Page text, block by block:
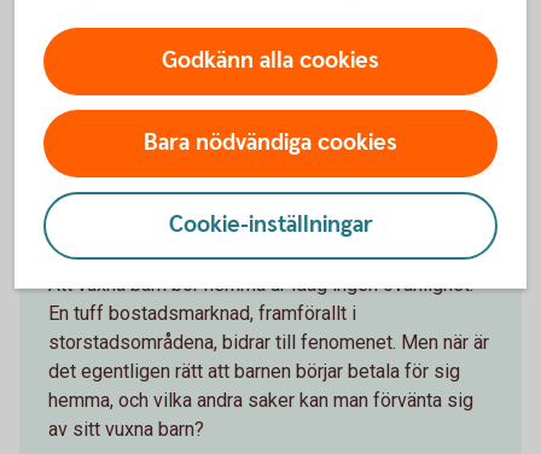
Andra läser också
När vuxna barn bor hemma
Att vuxna barn bor hemma är idag ingen ovanlighet.
En tuff bostadsmarknad, framförallt i
storstadsområdena, bidrar till fenomenet. Men när är
det egentligen rätt att barnen börjar betala för sig
hemma, och vilka andra saker kan man förvänta sig
av sitt vuxna barn?
Godkänn alla cookies
Bara nödvändiga cookies
Cookie-inställningar